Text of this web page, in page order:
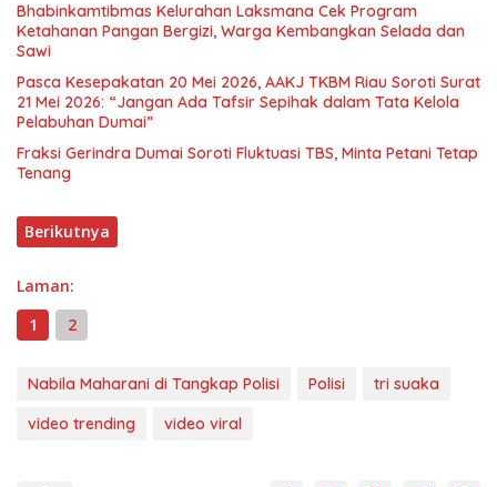
Bhabinkamtibmas Kelurahan Laksmana Cek Program
Ketahanan Pangan Bergizi, Warga Kembangkan Selada dan
Sawi
Pasca Kesepakatan 20 Mei 2026, AAKJ TKBM Riau Soroti Surat
21 Mei 2026: “Jangan Ada Tafsir Sepihak dalam Tata Kelola
Pelabuhan Dumai”
Fraksi Gerindra Dumai Soroti Fluktuasi TBS, Minta Petani Tetap
Tenang
Berikutnya
Laman:
1
2
Nabila Maharani di Tangkap Polisi Polisi
tri suaka
video trending
video viral